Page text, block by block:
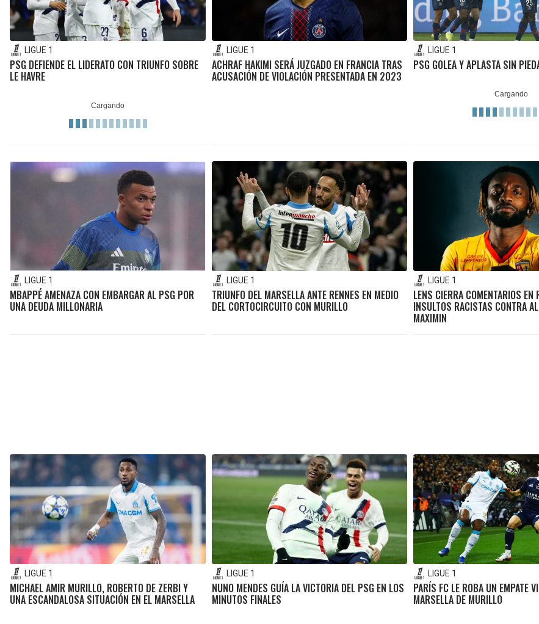
LIGUE 1
PSG DEFIENDE EL LIDERATO CON TRIUNFO SOBRE
LE HAVRE
LIGUE 1
ACHRAF HAKIMI SERÁ JUZGADO EN FRANCIA TRAS
ACUSACIÓN DE VIOLACIÓN PRESENTADA EN 2023
LIGUE 1
PSG GOLEA Y APLASTA SIN
LIGUE 1
MBAPPÉ AMENAZA CON EMBARGAR AL PSG POR
UNA DEUDA MILLONARIA
LIGUE 1
TRIUNFO DEL MARSELLA ANTE RENNES EN MEDIO
DEL CORTOCIRCUITO CON MURILLO
LIGUE 1
LENS CIERRA COMENTARIOS EN
INSULTOS RACISTAS CONTRA
MAXIMIN
LIGUE 1
MICHAEL AMIR MURILLO, ROBERTO DE ZERBI Y
UNA ESCANDALOSA SITUACIÓN EN EL MARSELLA
LIGUE 1
NUNO MENDES GUÍA LA VICTORIA DEL PSG EN LOS
MINUTOS FINALES
LIGUE 1
PARÍS FC LE ROBA UN EMPATE
MARSELLA DE MURILLO